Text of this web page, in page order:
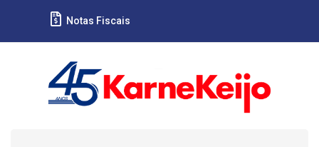
Notas Fiscais